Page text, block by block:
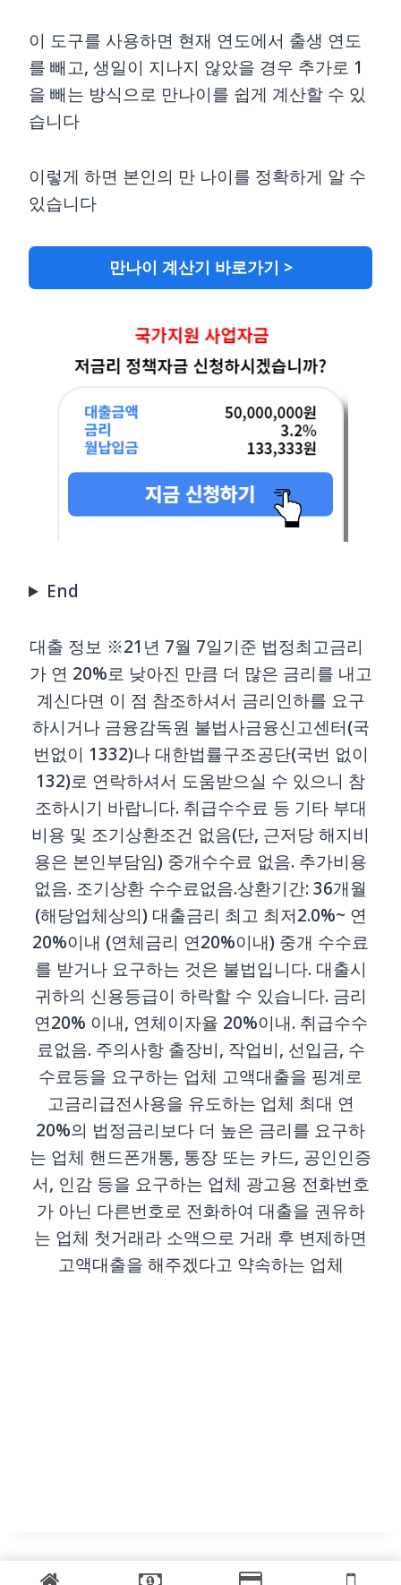
이 도구를 사용하면 현재 연도에서 출생 연도
를 빼고, 생일이 지나지 않았을 경우 추가로 1
을 빼는 방식으로 만나이를 쉽게 계산할 수 있
습니다
이렇게 하면 본인의 만 나이를 정확하게 알 수
있습니다
만나이 계산기 바로가기 >
End
대출 정보 ※21년 7월 7일기준 법정최고금리
가 연 20%로 낮아진 만큼 더 많은 금리를 내고
계신다면 이 점 참조하셔서 금리인하를 요구
하시거나 금융감독원 불법사금융신고센터(국
번없이 1332)나 대한법률구조공단(국번 없이
132)로 연락하셔서 도움받으실 수 있으니 참
조하시기 바랍니다. 취급수수료 등 기타 부대
비용 및 조기상환조건 없음(단, 근저당 해지비
용은 본인부담임) 중개수수료 없음. 추가비용
없음. 조기상환 수수료없음.상환기간: 36개월
(해당업체상의) 대출금리 최고 최저2.0%~ 연
20%이내 (연체금리 연20%이내) 중개 수수료
를 받거나 요구하는 것은 불법입니다. 대출시
귀하의 신용등급이 하락할 수 있습니다. 금리
연20% 이내, 연체이자율 20%이내. 취급수수
료없음. 주의사항 출장비, 작업비, 선입금, 수
수료등을 요구하는 업체 고액대출을 핑계로
고금리급전사용을 유도하는 업체 최대 연
20%의 법정금리보다 더 높은 금리를 요구하
는 업체 핸드폰개통, 통장 또는 카드, 공인인증
서, 인감 등을 요구하는 업체 광고용 전화번호
가 아닌 다른번호로 전화하여 대출을 권유하
는 업체 첫거래라 소액으로 거래 후 변제하면
고액대출을 해주겠다고 약속하는 업체